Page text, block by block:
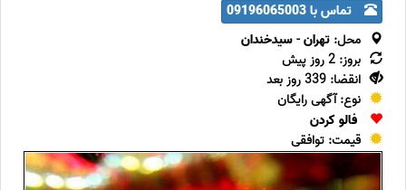
تماس با 09196065003
محل: تهران-سیدخندان
بروز: 2 روز پیش
انقضا: 339 روز بعد
نوع: آگهی رایگان
فالو کردن
قیمت: توافقی